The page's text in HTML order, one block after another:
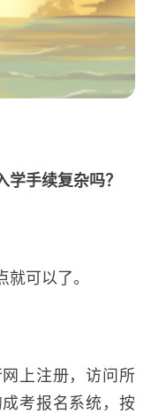
学手续复杂吗？
可以了。
上注册，访问所
考报名系统，按